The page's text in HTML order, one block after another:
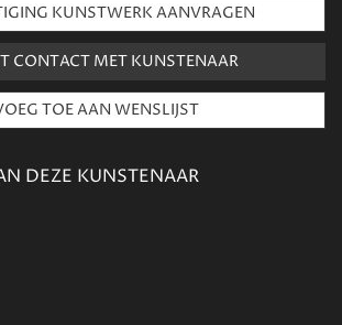
KUNSTWERK AANVRAGEN
CONTACT MET KUNSTENAAR
DEZE KUNSTENAAR